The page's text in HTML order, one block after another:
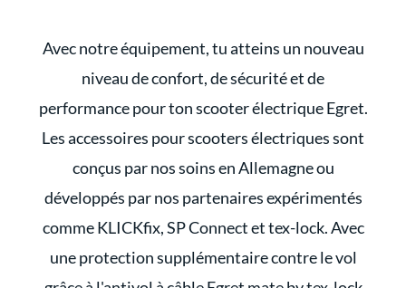
Avec notre équipement, tu atteins un nouveau
niveau de confort, de sécurité et de
performance pour ton scooter électrique Egret.
Les accessoires pour scooters électriques sont
conçus par nos soins en Allemagne ou
développés par nos partenaires expérimentés
comme KLICKfix, SP Connect et tex-lock. Avec
une protection supplémentaire contre le vol